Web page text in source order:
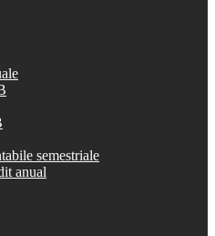
semestriale
anual